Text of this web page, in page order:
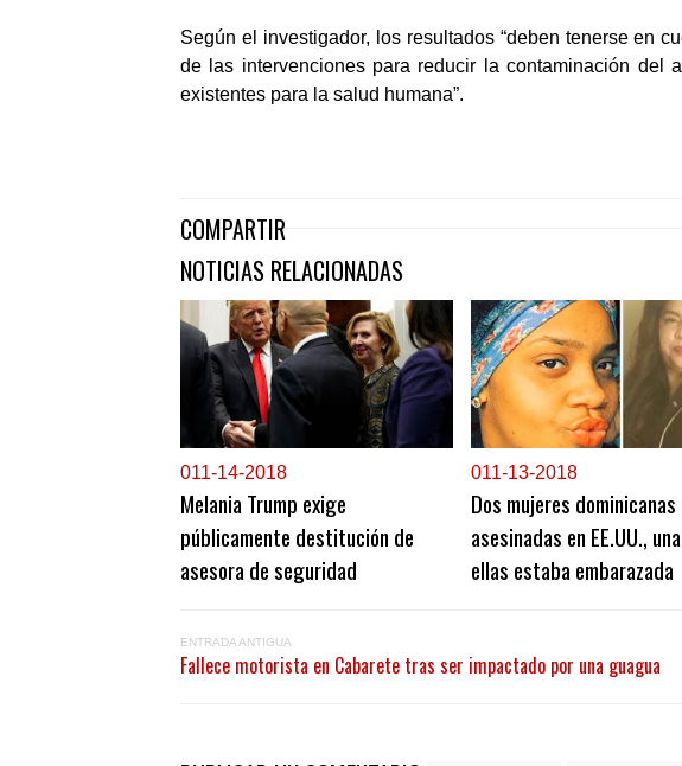
Según el investigador, los resultados “deben tenerse en
de las intervenciones para reducir la contaminación del
existentes para la salud humana”.
COMPARTIR
NOTICIAS RELACIONADAS
011-14-2018
Melania Trump exige
públicamente destitución de
asesora de seguridad
011-13-2018
Dos mujeres dominicanas
asesinadas en EE.UU.,
ellas estaba embarazada
ENTRADA ANTIGUA
Fallece motorista en Cabarete tras ser impactado por una guagua